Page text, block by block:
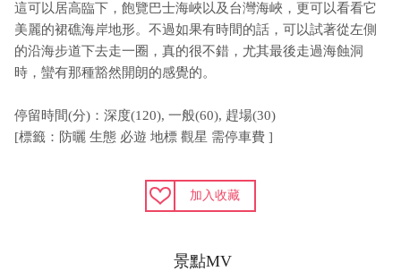
這可以居高臨下，飽覽巴士海峽以及台灣海峽，更可以看看它
美麗的裙礁海岸地形。不過如果有時間的話，可以試著從左側
的沿海步道下去走一圈，真的很不錯，尤其最後走過海蝕洞
時，蠻有那種豁然開朗的感覺的。
停留時間(分)：深度(120), 一般(60), 趕場(30)
[標籤：防曬 生態 必遊 地標 觀星 需停車費 ]
加入收藏
景點MV